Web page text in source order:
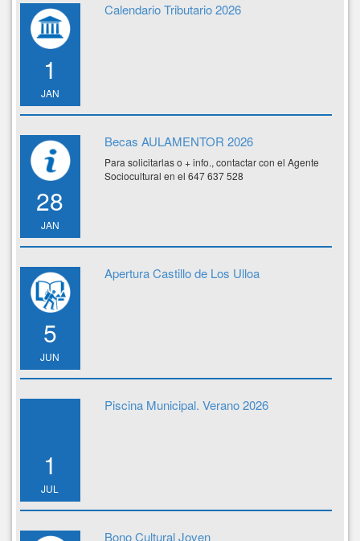
1
JAN
Calendario Tributario 2026
28
JAN
Becas AULAMENTOR 2026
Para solicitarlas o + info., contactar con el Agente
Sociocultural en el 647 637 528
5
JUN
Apertura Castillo de Los Ulloa
1
JUL
Piscina Municipal. Verano 2026
Bono Cultural Joven